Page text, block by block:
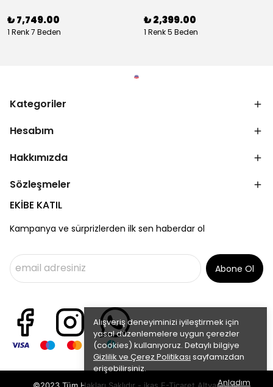
Alışveriş deneyiminizi iyileştirmek için
yasal düzenlemelere uygun çerezler
(cookies) kullanıyoruz. Detaylı bilgiye
Gizlilik ve Çerez Politikası sayfamızdan
erişebilirsiniz.
Anladım
₺ 7,749.00
1 Renk 7 Beden
₺ 2,399.00
1 Renk 5 Beden
Kategoriler
Hesabım
Hakkımızda
Sözleşmeler
EKİBE KATIL
Kampanya ve sürprizlerden ilk sen haberdar ol
Abone Ol